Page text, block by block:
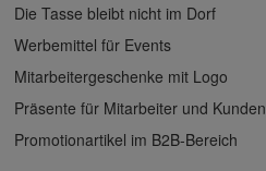
Die Tasse bleibt nicht im Dorf
Werbemittel für Events
Mitarbeitergeschenke mit Logo
Präsente für Mitarbeiter und Kunden
Promotionartikel im B2B-Bereich